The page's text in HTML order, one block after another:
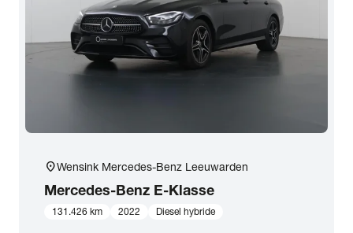
BTW (aftrekbaar) / Marge (BTW niet aftrekbaar)expand_more
Merk & Model
Mercedes-Benz close
Kilometerstand
location_onWensink Mercedes-Benz Leeuwarden
Mercedes-Benz E-Klasse
131.426 km 2022 Diesel hybride